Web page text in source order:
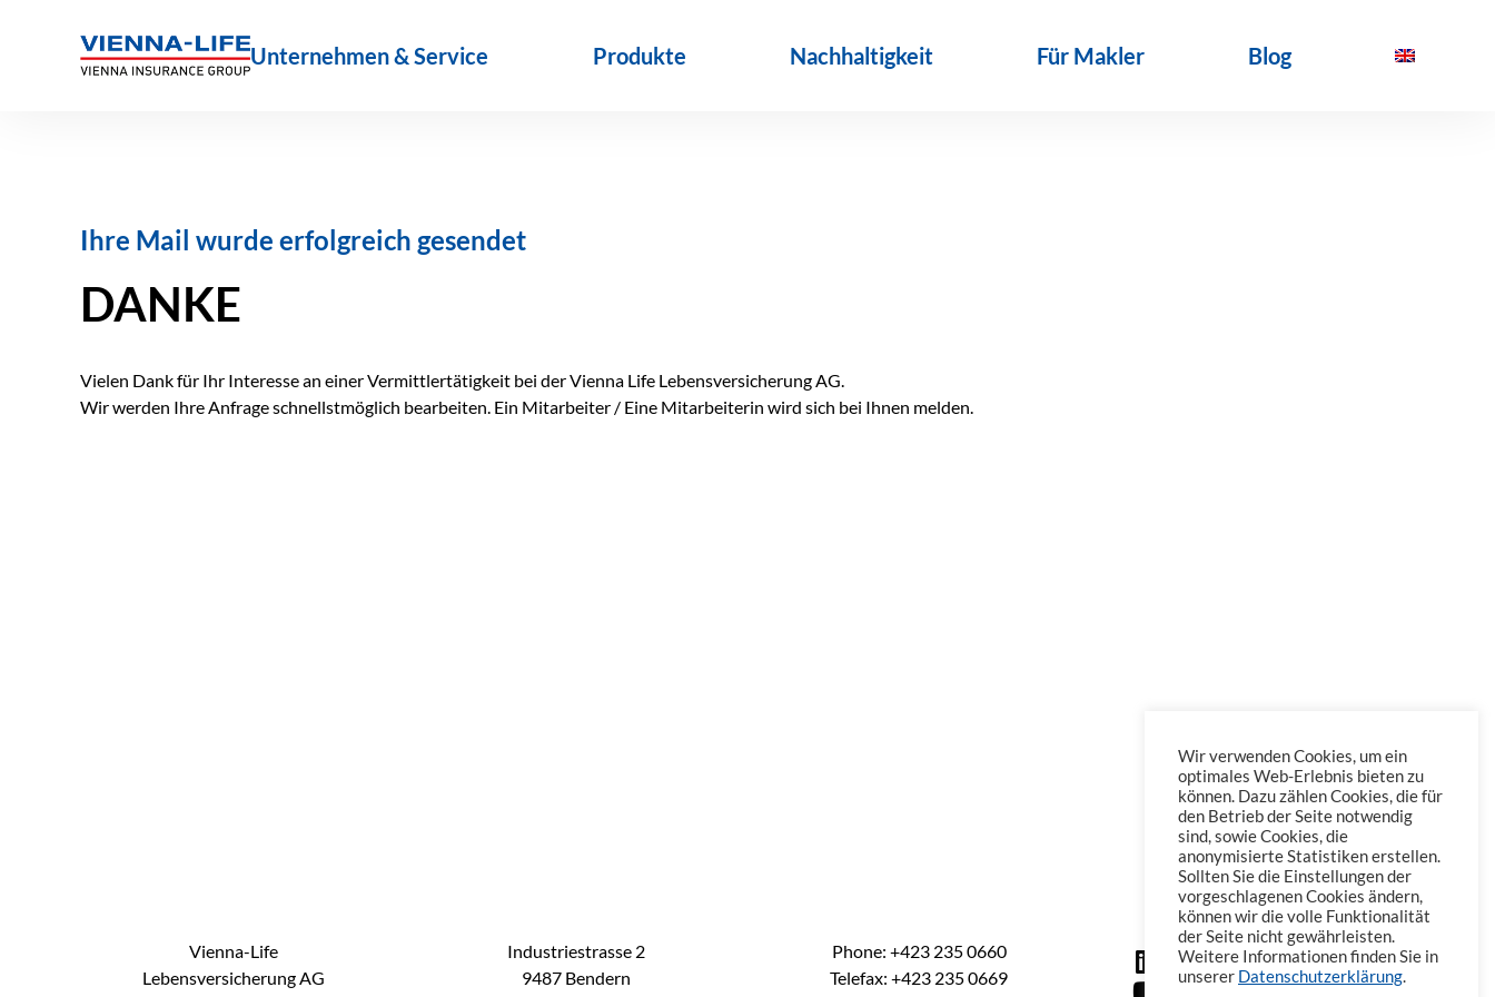
Unternehmen & Service Produkte Nachhaltigkeit Für Makler Blog
Ihre Mail wurde erfolgreich gesendet
DANKE
Vielen Dank für Ihr Interesse an einer Vermittlertätigkeit bei der Vienna Life Lebensversicherung AG.
Wir werden Ihre Anfrage schnellstmöglich bearbeiten. Ein Mitarbeiter / Eine Mitarbeiterin wird sich bei Ihnen melden.
Vienna-Life
Lebensversicherung AG
Industriestrasse 2
9487 Bendern
Phone: +423 235 0660
Telefax: +423 235 0669
Wir verwenden Cookies, um ein
optimales Web-Erlebnis bieten zu
können. Dazu zählen Cookies, die für
den Betrieb der Seite notwendig
sind, sowie Cookies, die
anonymisierte Statistiken erstellen.
Sollten Sie die Einstellungen der
vorgeschlagenen Cookies ändern,
können wir die volle Funktionalität
der Seite nicht gewährleisten.
Weitere Informationen finden Sie in
unserer Datenschutzerklärung.